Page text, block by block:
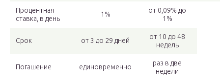
Процентная
ставка, в день
1%
от 0,09% до
1%
Срок от 3 до 29 дней
от 10 до 48
недель
Погашение единовременно
раз в две
недели